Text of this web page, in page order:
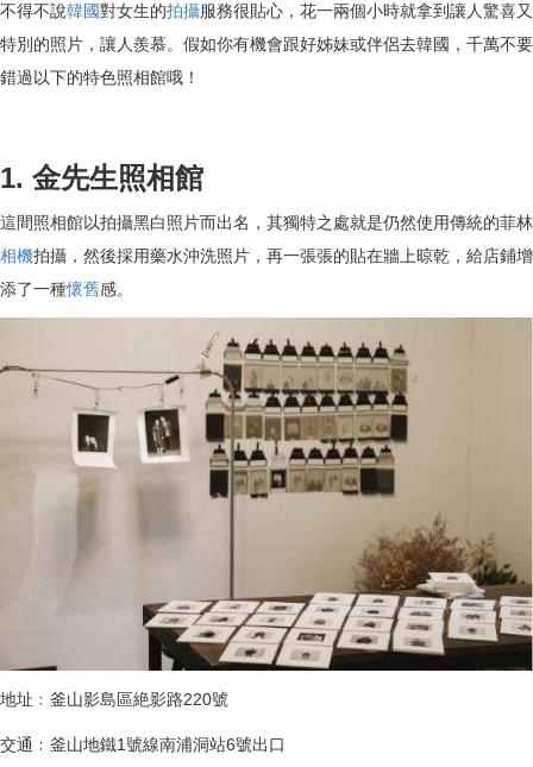
不得不說韓國對女生的拍攝服務很貼心，花一兩個小時就拿到讓人驚喜又
特別的照片，讓人羨慕。假如你有機會跟好姊妹或伴侶去韓國，千萬不要
錯過以下的特色照相館哦！
1. 金先生照相館
這間照相館以拍攝黑白照片而出名，其獨特之處就是仍然使用傳統的菲林
相機拍攝，然後採用藥水沖洗照片，再一張張的貼在牆上晾乾，給店鋪增
添了一種懷舊感。
地址﹕釜山影島區絶影路220號
交通﹕釜山地鐵1號線南浦洞站6號出口